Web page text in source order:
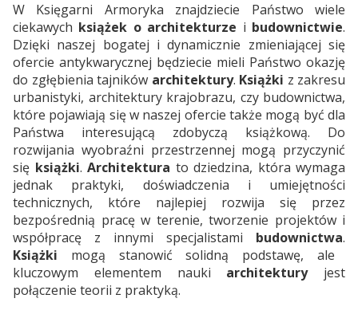
W Księgarni Armoryka znajdziecie Państwo wiele
ciekawych książek o architekturze i budownictwie.
Dzięki naszej bogatej i dynamicznie zmieniającej się
ofercie antykwarycznej będziecie mieli Państwo okazję
do zgłębienia tajników architektury. Książki z zakresu
urbanistyki, architektury krajobrazu, czy budownictwa,
które pojawiają się w naszej ofercie także mogą być dla
Państwa interesującą zdobyczą książkową. Do
rozwijania wyobraźni przestrzennej mogą przyczynić
się książki. Architektura to dziedzina, która wymaga
jednak praktyki, doświadczenia i umiejętności
technicznych, które najlepiej rozwija się przez
bezpośrednią pracę w terenie, tworzenie projektów i
współpracę z innymi specjalistami budownictwa.
Książki mogą stanowić solidną podstawę, ale
kluczowym elementem nauki architekturyjest
połączenie teorii z praktyką.